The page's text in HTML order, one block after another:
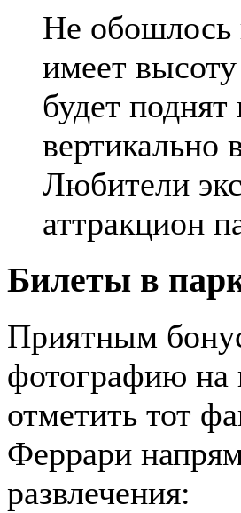
Не обошлось
имеет
будет
вертикально
Любители
аттракцион
Билеты в
Приятным
фотографию на
отметить тот
Феррари
развлечения: